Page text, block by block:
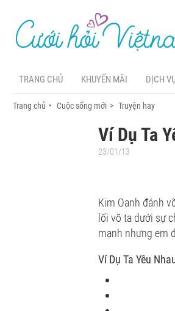
TRANG CHỦ KHUYẾN MÃI DỊCH
Trang chủ Cuộc sống mới Truyện hay
Ví Dụ Ta
23/01/13
Kim Oanh đánh
lối võ ta dưới sự
mạnh nhưng em
Ví Dụ Ta Yêu